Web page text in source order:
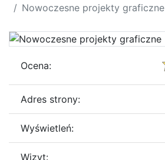
Nowoczesne projekty graficzne
Ocena:
Adres strony:
Wyświetleń:
Wizyt: